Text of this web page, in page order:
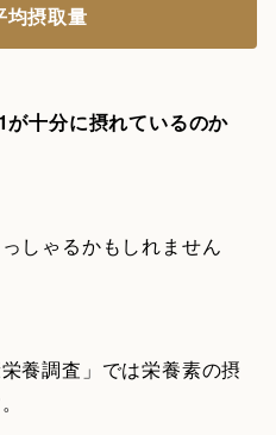
均摂取量
が十分に摂れているのか
しゃるかもしれません
養調査」では栄養素の摂